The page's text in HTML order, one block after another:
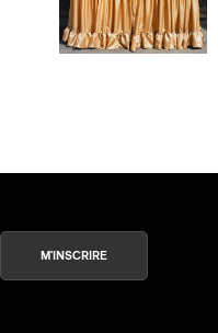
M'INSCRIRE